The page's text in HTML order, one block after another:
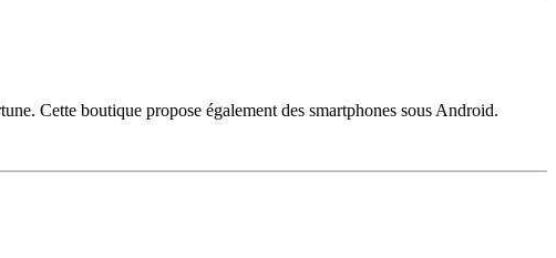
Cette boutique propose également des smartphones sous Android.